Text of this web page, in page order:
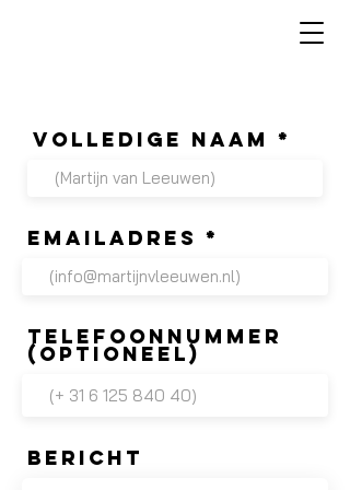
Volledige naam
Emailadres
Telefoonnummer
(optioneel)
Bericht